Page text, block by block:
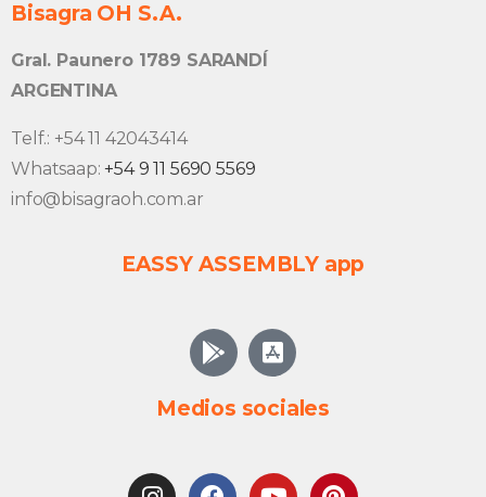
Bisagra OH S.A.
Gral. Paunero 1789 SARANDÍ
ARGENTINA
Telf.: +54 11 42043414
Whatsaap:+54 9 11 5690 5569
info@bisagraoh.com.ar
EASSY ASSEMBLY app
Medios sociales